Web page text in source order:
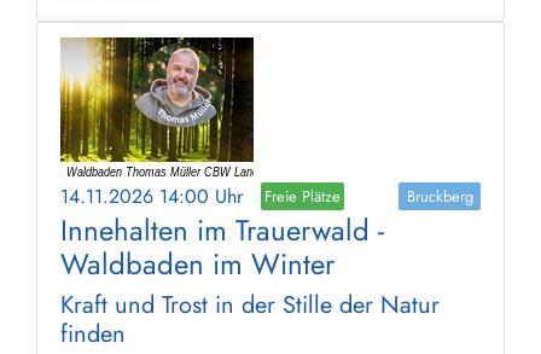
14.11.2026 14:00 Uhr Freie Plätze Bruckberg
Innehalten im Trauerwald -
Waldbaden im Winter
Kraft und Trost in der Stille der Natur
finden